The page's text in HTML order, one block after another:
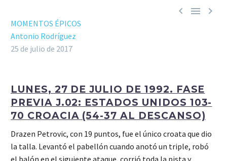
  
MOMENTOS ÉPICOS
Antonio Rodríguez
25 de julio de 2017
LUNES, 27 DE JULIO DE 1992. FASE
PREVIA J.02: ESTADOS UNIDOS 103-
70 CROACIA (54-37 AL DESCANSO)
Drazen Petrovic, con 19 puntos, fue el único croata que dio
la talla. Levantó el pabellón cuando anotó un triple, robó
el balón en el siguiente ataque, corrió toda la pista y